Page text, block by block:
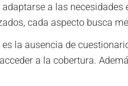
a las
cada aspecto busca
la ausencia de
a la cobertura.